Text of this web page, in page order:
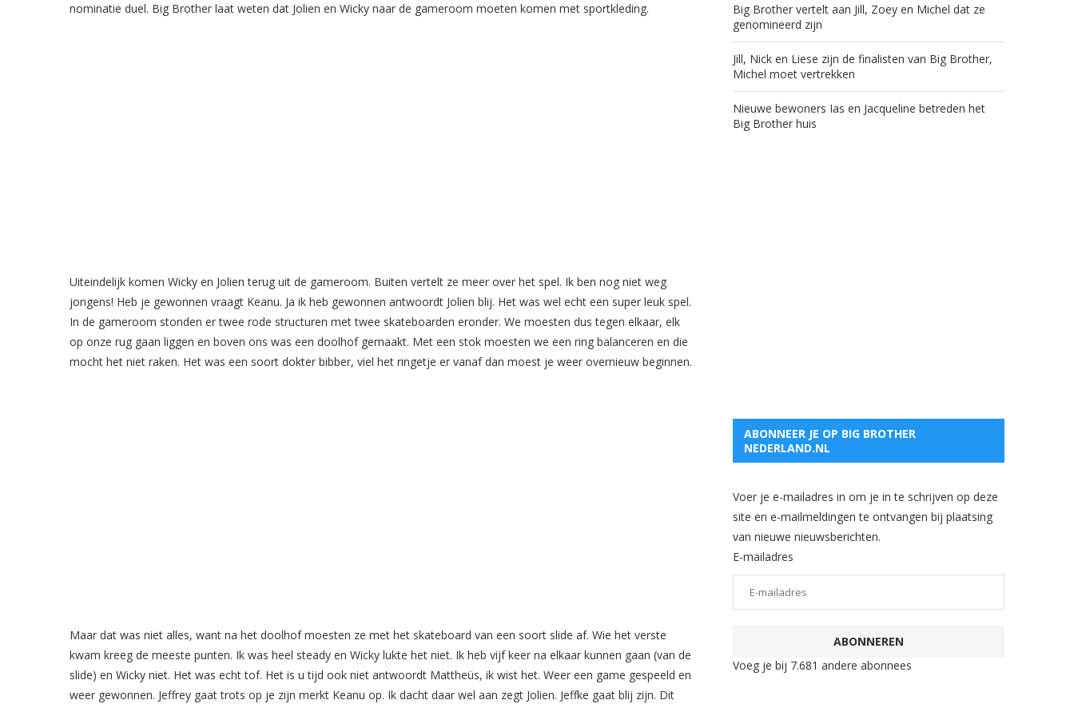
nominatie duel. Big Brother laat weten dat Jolien en Wicky naar de gameroom moeten komen met sportkleding.
Uiteindelijk komen Wicky en Jolien terug uit de gameroom. Buiten vertelt ze meer over het spel. Ik ben nog niet weg
jongens! Heb je gewonnen vraagt Keanu. Ja ik heb gewonnen antwoordt Jolien blij. Het was wel echt een super leuk spel.
In de gameroom stonden er twee rode structuren met twee skateboarden eronder. We moesten dus tegen elkaar, elk
op onze rug gaan liggen en boven ons was een doolhof gemaakt. Met een stok moesten we een ring balanceren en die
mocht het niet raken. Het was een soort dokter bibber, viel het ringetje er vanaf dan moest je weer overnieuw beginnen.
Maar dat was niet alles, want na het doolhof moesten ze met het skateboard van een soort slide af. Wie het verste
kwam kreeg de meeste punten. Ik was heel steady en Wicky lukte het niet. Ik heb vijf keer na elkaar kunnen gaan (van de
slide) en Wicky niet. Het was echt tof. Het is u tijd ook niet antwoordt Mattheüs, ik wist het. Weer een game gespeeld en
weer gewonnen. Jeffrey gaat trots op je zijn merkt Keanu op. Ik dacht daar wel aan zegt Jolien. Jeffke gaat blij zijn. Dit
Big Brother vertelt aan Jill, Zoey en Michel dat ze
genomineerd zijn
Jill, Nick en Liese zijn de finalisten van Big Brother,
Michel moet vertrekken
Nieuwe bewoners Ias en Jacqueline betreden het
Big Brother huis
ABONNEER JE OP BIG BROTHER
NEDERLAND.NL
Voer je e-mailadres in om je in te schrijven op deze
site en e-mailmeldingen te ontvangen bij plaatsing
van nieuwe nieuwsberichten.
E-mailadres
ABONNEREN
Voeg je bij 7.681 andere abonnees